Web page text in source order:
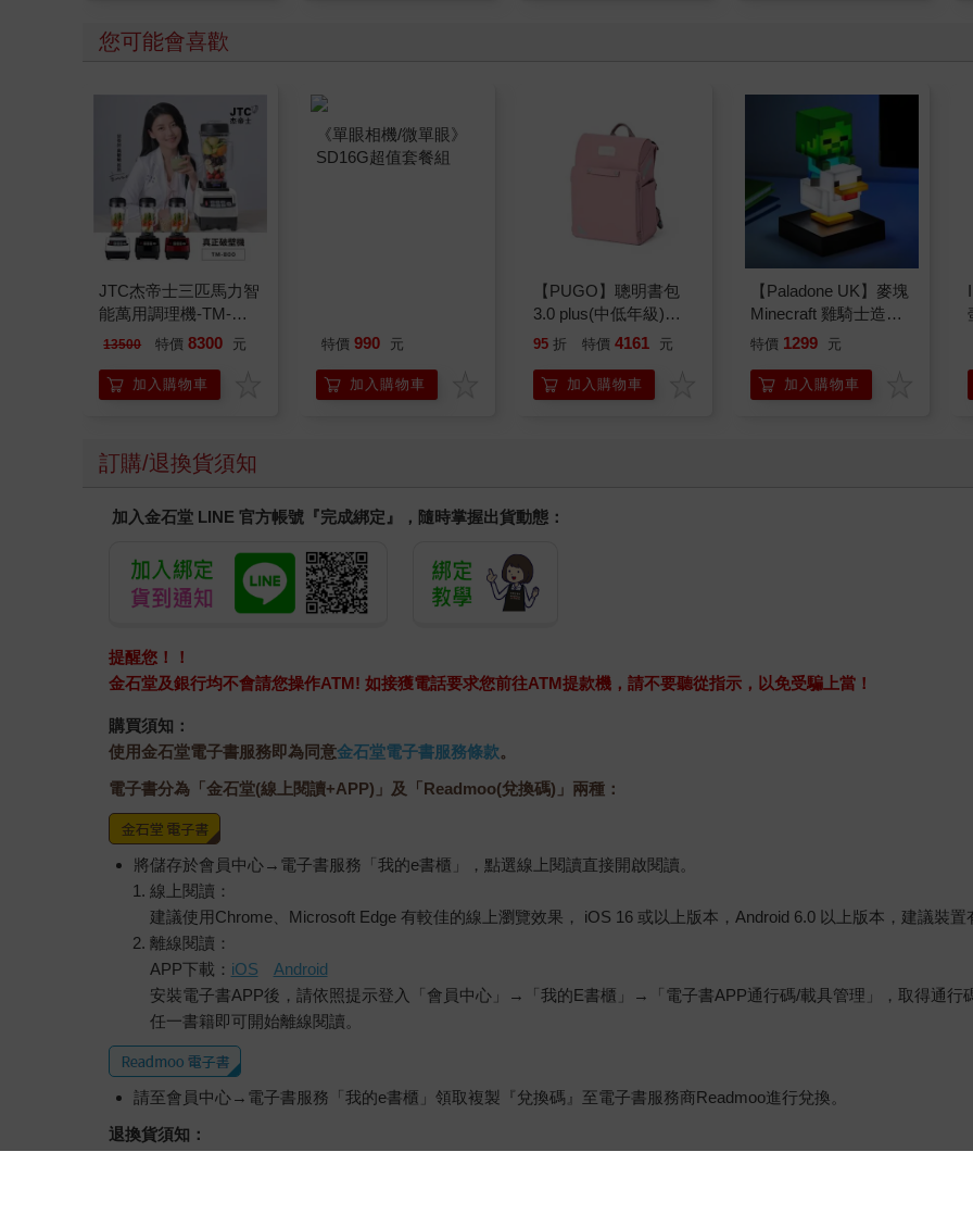
您可能會喜歡
JTC杰帝士三匹馬力智
能萬用調理機-TM-
800-黑-公司貨(真正破
13500 特價 8300 元
加入購物車
特價 990 元
加入購物車
【PUGO】聰明書包
3.0 plus(中低年級)藕
粉 全新進化玩美上市
95 折 特價 4161 元
加入購物車
【Paladone UK】麥塊
Minecraft 雞騎士造型
ICON小夜燈
特價 1299 元
加入購物車
訂購/退換貨須知
加入金石堂 LINE 官方帳號『完成綁定』，隨時掌握出貨動態：
提醒您！！
金石堂及銀行均不會請您操作ATM! 如接獲電話要求您前往ATM提款機，請不要聽從指示，以免受騙上當！
購買須知：
使用金石堂電子書服務即為同意金石堂電子書服務條款。
電子書分為「金石堂(線上閱讀+APP)」及「Readmoo(兌換碼)」兩種：
將儲存於會員中心→電子書服務「我的e書櫃」，點選線上閱讀直接開啟閱讀。
線上閱讀：
建議使用Chrome、Microsoft Edge 有較佳的線上瀏覽效果， iOS 16 或以上版本，Android 6.0 以上版本，建議裝
離線閱讀：
APP下載： iOS
Android
安裝電子書APP後，請依照提示登入「會員中心」→「我的E書櫃」→「電子書APP通行碼/載具管理」，取得通行
任一書籍即可開始離線閱讀。
請至會員中心→電子書服務「我的e書櫃」領取複製『兌換碼』至電子書服務商Readmoo進行兌換。
退換貨須知：